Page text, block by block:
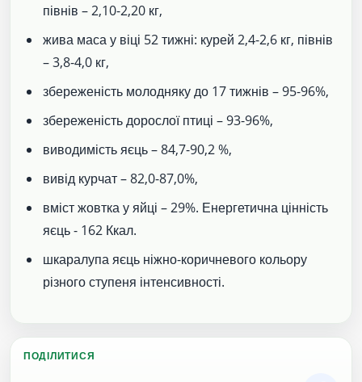
півнів – 2,10-2,20 кг,
жива маса у віці 52 тижні: курей 2,4-2,6 кг, півнів
– 3,8-4,0 кг,
збереженість молодняку до 17 тижнів – 95-96%,
збереженість дорослої птиці – 93-96%,
виводимість яєць – 84,7-90,2 %,
вивід курчат – 82,0-87,0%,
вміст жовтка у яйці – 29%. Енергетична цінність
яєць - 162 Ккал.
шкаралупа яєць ніжно-коричневого кольору
різного ступеня інтенсивності.
ПОДІЛИТИСЯ